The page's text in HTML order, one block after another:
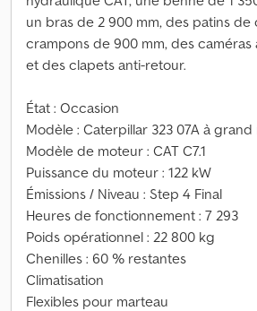
un bras de 2 900 mm, des patins de
crampons de 900 mm, des caméras
et des clapets anti-retour.
État : Occasion
Modèle : Caterpillar 323 07A à grand
Modèle de moteur : CAT C7.1
Puissance du moteur : 122 kW
Émissions / Niveau : Step 4 Final
Heures de fonctionnement : 7 293
Poids opérationnel : 22 800 kg
Chenilles : 60 % restantes
Climatisation
Flexibles pour marteau